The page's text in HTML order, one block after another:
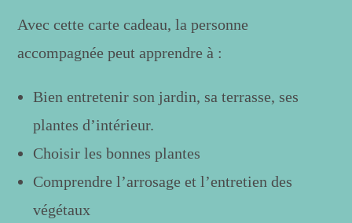
Avec cette carte cadeau, la personne
accompagnée peut apprendre à :
Bien entretenir son jardin, sa terrasse, ses
plantes d’intérieur.
Choisir les bonnes plantes
Comprendre l’arrosage et l’entretien des
végétaux